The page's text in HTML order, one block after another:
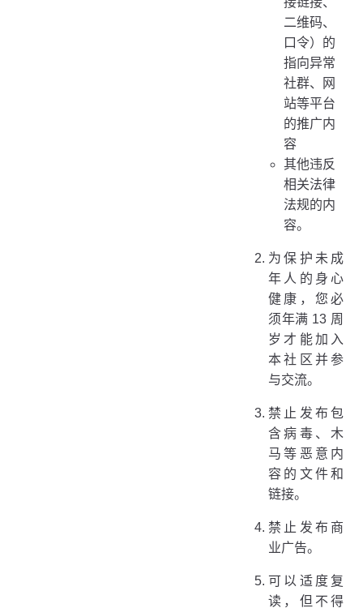
二维码、
口令）的
指向异常
社群、网
站等平台
的推广内
容
其他违反
相关法律
法规的内
容。
为保护未成
年人的身心
健康，您必
须年满 13 周
岁才能加入
本社区并参
与交流。
禁止发布包
含病毒、木
马等恶意内
容的文件和
链接。
禁止发布商
业广告。
可以适度复
读，但不得